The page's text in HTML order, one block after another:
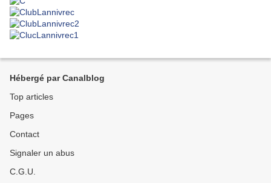
Hébergé par Canalblog
Top articles
Pages
Contact
Signaler un abus
C.G.U.